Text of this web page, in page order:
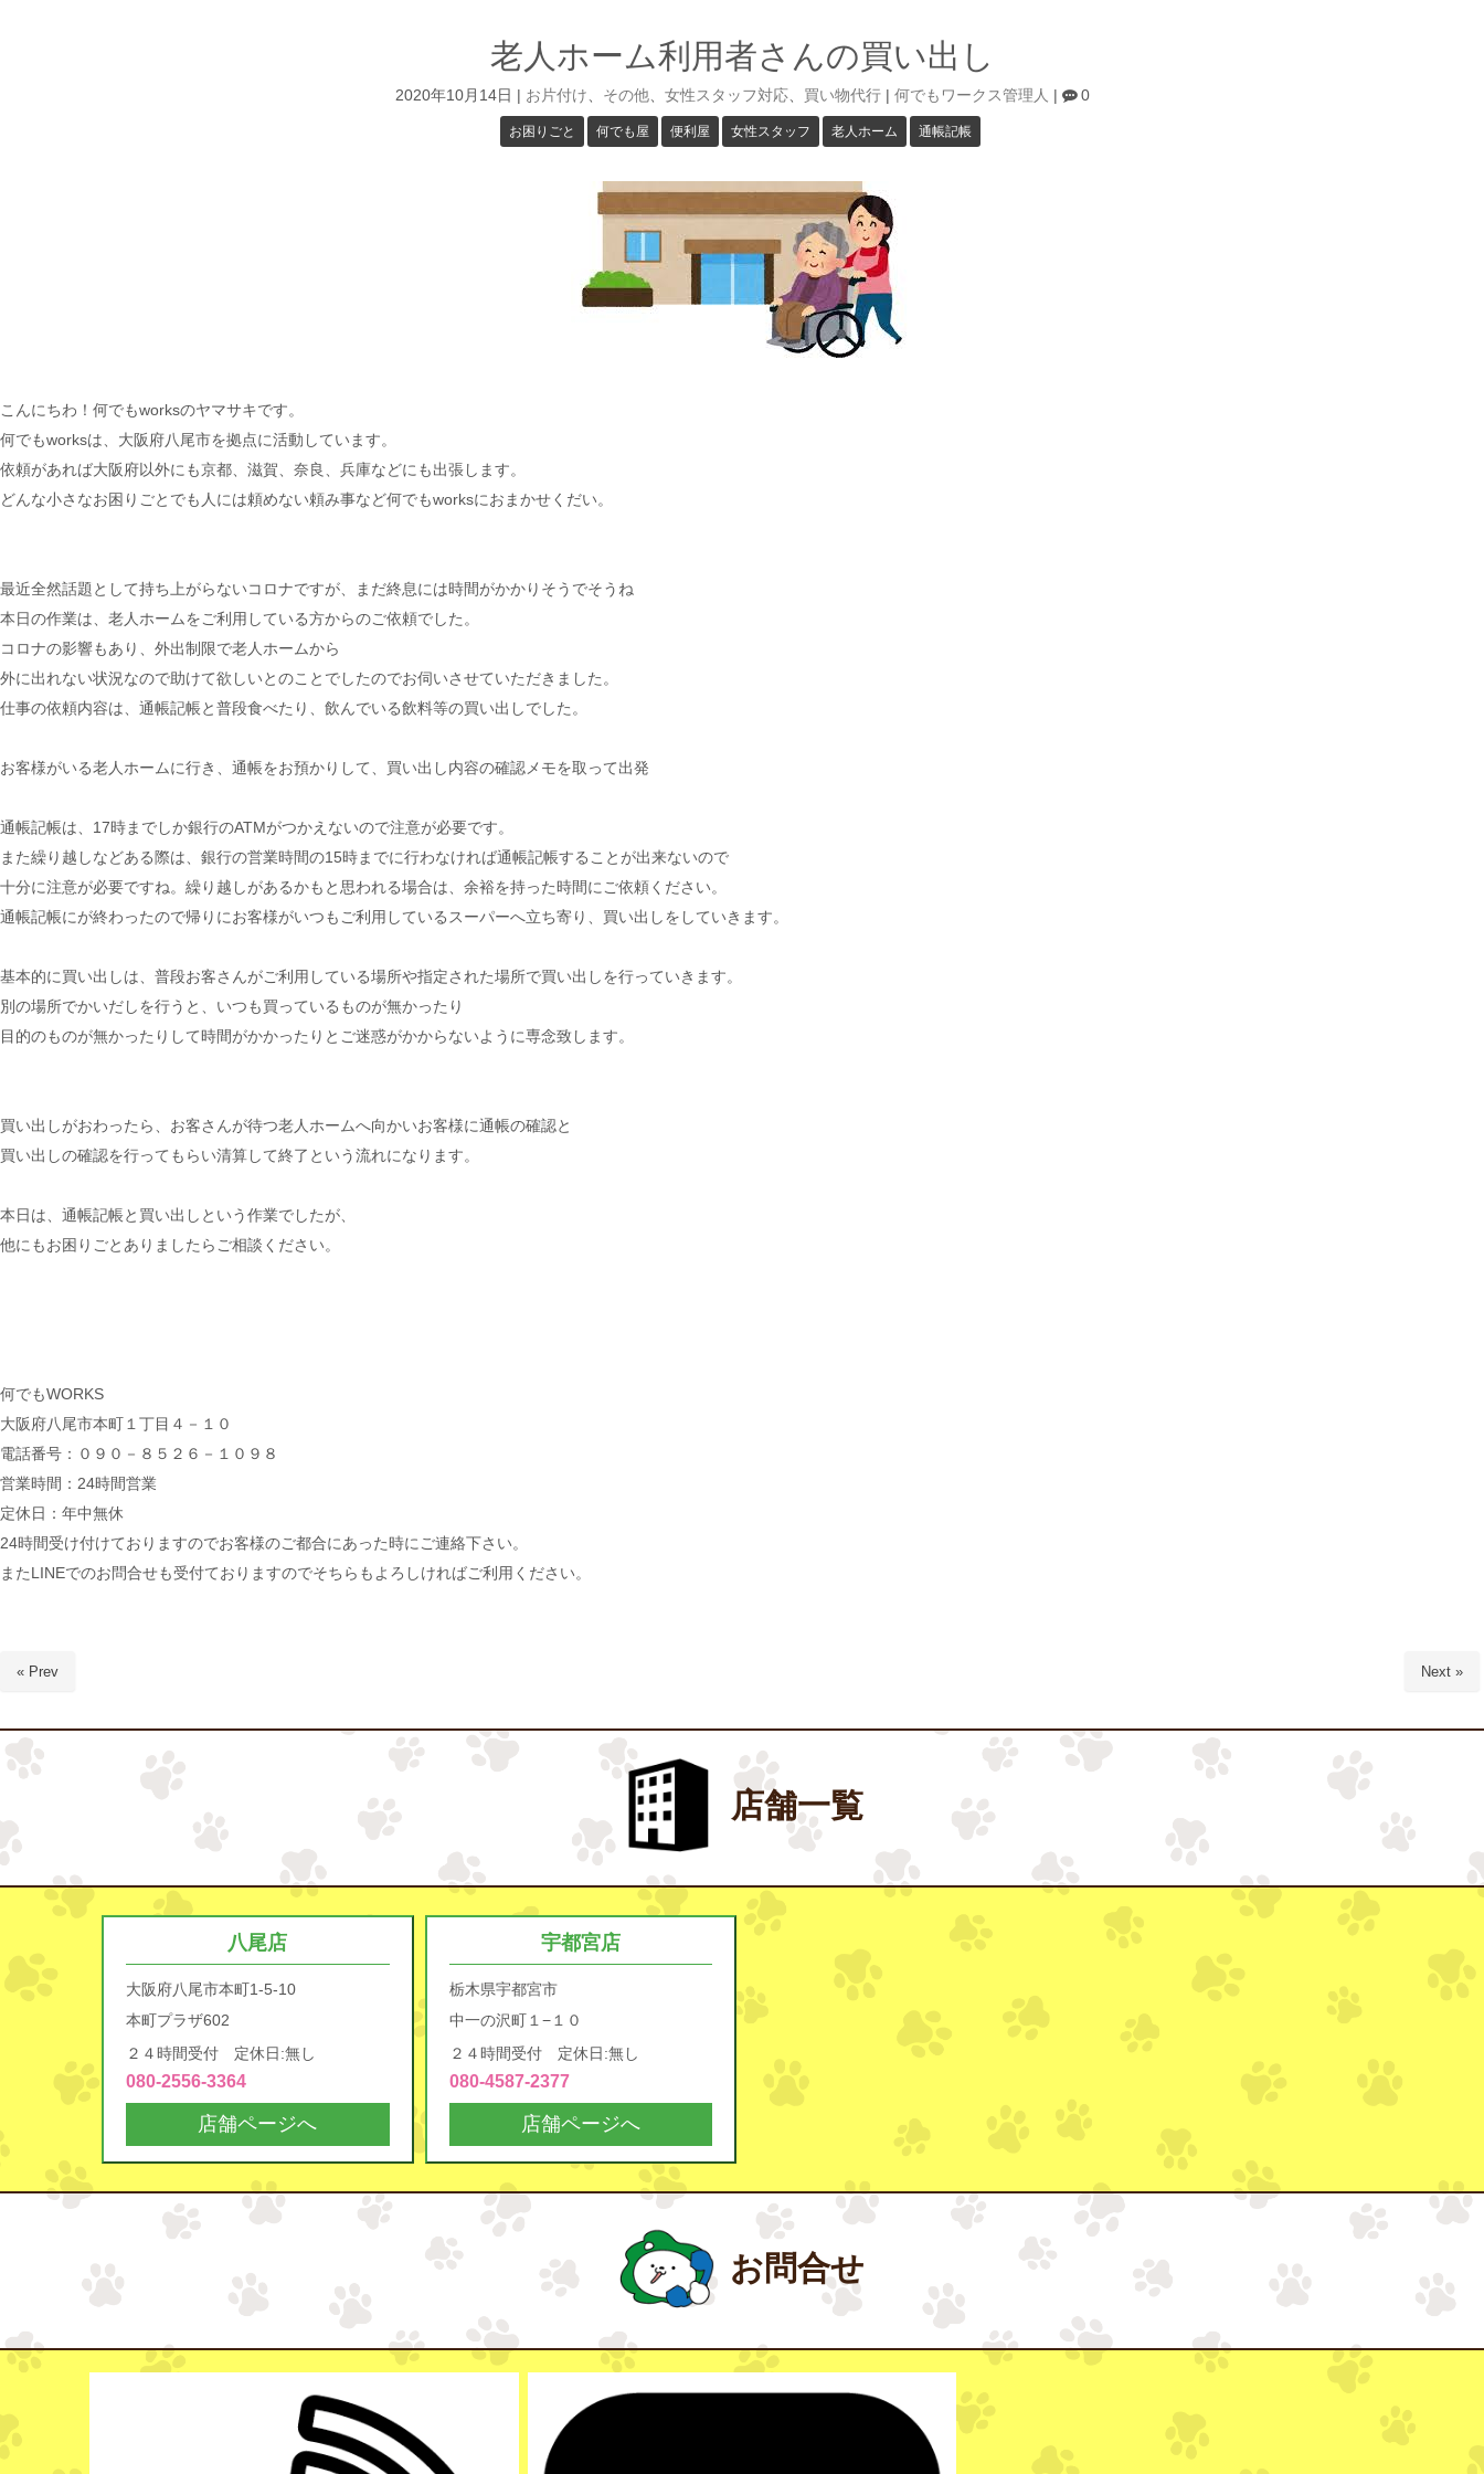
老人ホーム利用者さんの買い出し
2020年10月14日 お片付け、 その他、 女性スタッフ対応、 買い物代行| 何でもワークス管理人 0
お困りごと 何でも屋 便利屋 女性スタッフ 老人ホーム 通帳記帳
こんにちわ！何でもworksのヤマサキです。
何でもworksは、大阪府八尾市を拠点に活動しています。
依頼があれば大阪府以外にも京都、滋賀、奈良、兵庫などにも出張します。
どんな小さなお困りごとでも人には頼めない頼み事など何でもworksにおまかせくだい。
最近全然話題として持ち上がらないコロナですが、まだ終息には時間がかかりそうでそうね
本日の作業は、老人ホームをご利用している方からのご依頼でした。
コロナの影響もあり、外出制限で老人ホームから
外に出れない状況なので助けて欲しいとのことでしたのでお伺いさせていただきました。
仕事の依頼内容は、通帳記帳と普段食べたり、飲んでいる飲料等の買い出しでした。
お客様がいる老人ホームに行き、通帳をお預かりして、買い出し内容の確認メモを取って出発
通帳記帳は、17時までしか銀行のATMがつかえないので注意が必要です。
また繰り越しなどある際は、銀行の営業時間の15時までに行わなければ通帳記帳することが出来ないので
十分に注意が必要ですね。繰り越しがあるかもと思われる場合は、余裕を持った時間にご依頼ください。
通帳記帳にが終わったので帰りにお客様がいつもご利用しているスーパーへ立ち寄り、買い出しをしていきます。
基本的に買い出しは、普段お客さんがご利用している場所や指定された場所で買い出しを行っていきます。
別の場所でかいだしを行うと、いつも買っているものが無かったり
目的のものが無かったりして時間がかかったりとご迷惑がかからないように専念致します。
買い出しがおわったら、お客さんが待つ老人ホームへ向かいお客様に通帳の確認と
買い出しの確認を行ってもらい清算して終了という流れになります。
本日は、通帳記帳と買い出しという作業でしたが、
他にもお困りごとありましたらご相談ください。
何でもWORKS
大阪府八尾市本町１丁目４－１０
電話番号：０９０－８５２６－１０９８
営業時間：24時間営業
定休日：年中無休
24時間受け付けておりますのでお客様のご都合にあった時にご連絡下さい。
またLINEでのお問合せも受付ておりますのでそちらもよろしければご利用ください。
« Prev Next »
店舗一覧
八尾店
大阪府八尾市本町1-5-10
本町プラザ602
２４時間受付 定休日:無し
080-2556-3364
店舗ページへ
宇都宮店
栃木県宇都宮市
中一の沢町１−１０
２４時間受付 定休日:無し
080-4587-2377
店舗ページへ
お問合せ